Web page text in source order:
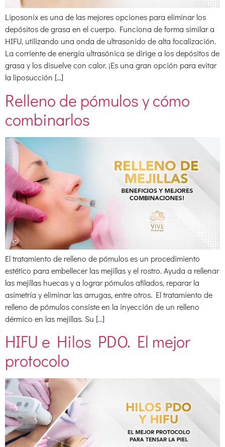
Liposonix es una de las mejores opciones para eliminar los
depósitos de grasa en el cuerpo. Funciona de forma similar a
HIFU, utilizando una onda de ultrasonido de alta focalización.
La corriente de energía ultrasónica se dirige a los depósitos de
grasa y los disuelve con calor. ¡Es una gran opción para evitar
la liposucción […]
Relleno de pómulos y cómo
combinarlos
El tratamiento de relleno de pómulos es un procedimiento
estético para embellecer las mejillas y el rostro. Ayuda a rellenar
las mejillas huecas y a lograr pómulos afilados, reparar la
asimetría y eliminar las arrugas, entre otros. El tratamiento de
relleno de pómulos consiste en la inyección de un relleno
dérmico en las mejillas. Su […]
HIFU e Hilos PDO. El mejor
protocolo